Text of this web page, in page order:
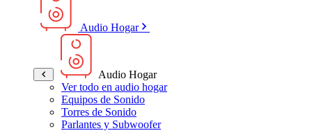
Audio Hogar
Audio Hogar
Ver todo en audio hogar
Equipos de Sonido
Torres de Sonido
Parlantes y Subwoofer